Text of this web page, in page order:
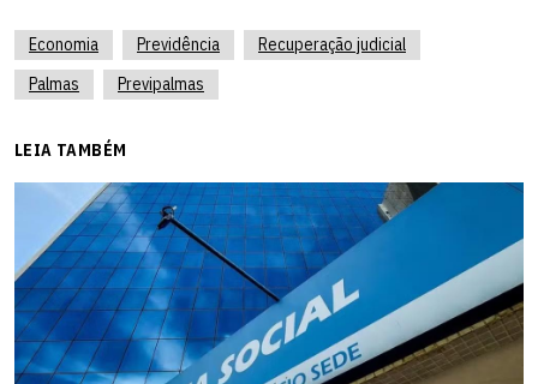
Economia Previdência
Recuperação judicial
Palmas
Previpalmas
LEIA TAMBÉM